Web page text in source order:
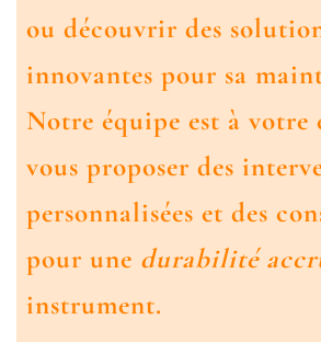
ou découvrir des
innovantes pour sa
Notre équipe est à votre
vous proposer des
personnalisées et des
pour une durabilité
instrument.